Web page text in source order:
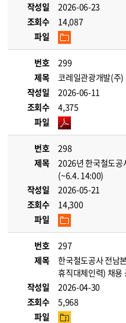
작성일
2026-06-23
조회수
14,087
파일
번호
299
제목
코레일관광개발(주
작성일
2026-06-11
조회수
4,375
파일
번호
298
제목
2026년 한국철도공
(~6.4. 14:00)
작성일
2026-05-21
조회수
14,300
파일
번호
297
제목
한국철도공사 전남
휴직대체인력) 채용
작성일
2026-04-30
조회수
5,968
파일